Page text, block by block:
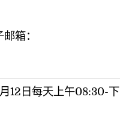
箱：
12日每天上午08:30-下